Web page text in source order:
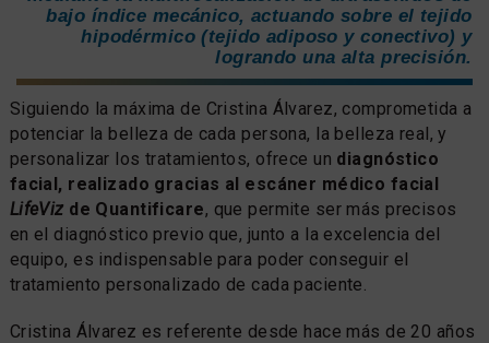
bajo índice mecánico, actuando sobre el tejido
hipodérmico (tejido adiposo y conectivo) y
logrando una alta precisión.
Siguiendo la máxima de Cristina Álvarez, comprometida a
potenciar la belleza de cada persona, la belleza real, y
personalizar los tratamientos, ofrece un diagnóstico
facial, realizado gracias al escáner médico facial
LifeViz de Quantificare, que permite ser más precisos
en el diagnóstico previo que, junto a la excelencia del
equipo, es indispensable para poder conseguir el
tratamiento personalizado de cada paciente.
Cristina Álvarez es referente desde hace más de 20 años